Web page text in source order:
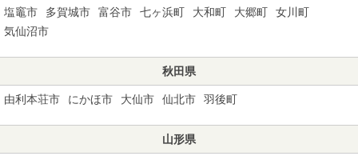
塩竈市
多賀城市 富谷市 七ヶ浜町 大和町 大郷町
女川町
気仙沼市
秋田県
由利本荘市 にかほ市 大仙市 仙北市 羽後町
山形県